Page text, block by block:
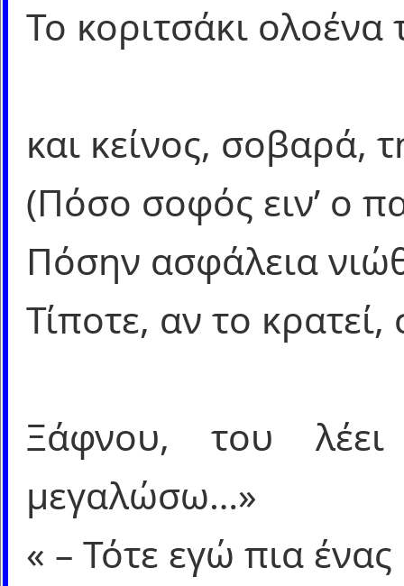
Το κοριτσάκι ολοένα
και κείνος, σοβαρά,
(Πόσο σοφός ειν’ ο
Πόσην ασφάλεια
Τίποτε, αν το
Ξάφνου, του
μεγαλώσω…»
« – Τότε εγώ πια